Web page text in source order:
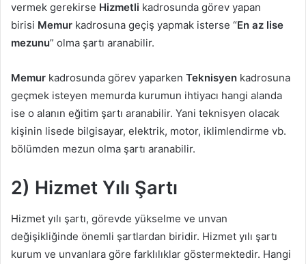
vermek gerekirse Hizmetli kadrosunda görev yapan
birisi Memur kadrosuna geçiş yapmak isterse “En az lise
mezunu” olma şartı aranabilir.
Memur kadrosunda görev yaparken Teknisyen kadrosuna
geçmek isteyen memurda kurumun ihtiyacı hangi alanda
ise o alanın eğitim şartı aranabilir. Yani teknisyen olacak
kişinin lisede bilgisayar, elektrik, motor, iklimlendirme vb.
bölümden mezun olma şartı aranabilir.
2) Hizmet Yılı Şartı
Hizmet yılı şartı, görevde yükselme ve unvan
değişikliğinde önemli şartlardan biridir. Hizmet yılı şartı
kurum ve unvanlara göre farklılıklar göstermektedir. Hangi